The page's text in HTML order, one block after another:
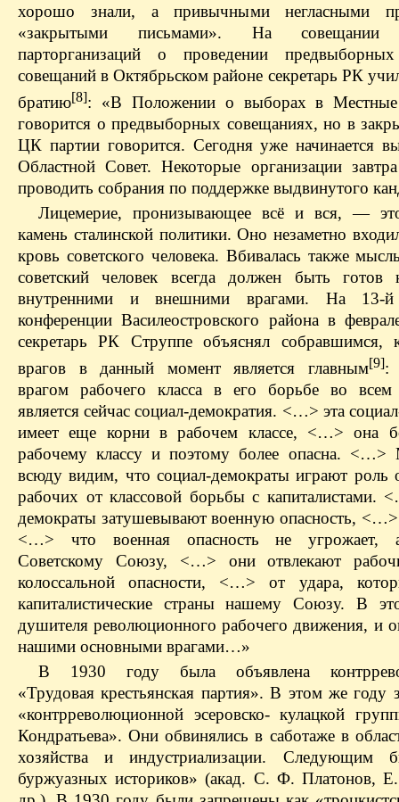
хорошо знали, а привычными негласными
«закрытыми письмами». На совещании
парторганизаций о проведении
совещаний в Oктябрьском районе секретарь РК
братию[8]: «В Положении о выборах в
говорится о предвыборных совещаниях, но в
ЦК партии говорится. Сегодня уже начинается
Областной Совет. Некоторые организации
проводить собрания по поддержке выдвинутого
Лицемерие, пронизывающее всё и вся, —
камень сталинской политики. Оно незаметно
кровь советского человека. Вбивалась также
советский человек всегда должен быть
внутренними и внешними врагами. На 13‑й
конференции Василеостровского района в
секретарь РК Струппе объяснял собравшимся,
врагов в данный момент является главным[9]:
врагом рабочего класса в его борьбе во
является сейчас социал-демократия. <…> эта
имеет еще корни в рабочем классе, <…> она
рабочему классу и поэтому более опасна.
всюду видим, что социал-демократы играют роль
рабочих от классовой борьбы с капиталистами.
демократы затушевывают военную опасность,
<…> что военная опасность не угрожает,
Советскому Союзу, <…> они отвлекают
колоссальной опасности, <…> от удара,
капиталистические страны нашему Союзу. В
душителя революционного рабочего движения, и
нашими основными врагами…»
В 1930 году была объявлена
«Трудовая крестьянская партия». В этом же году
«контрреволюционной эсеровско- кулацкой
Кондратьева». Они обвинялись в саботаже в
хозяйства и индустриализации. Следующим
буржуазных историков» (акад. С. Ф. Платонов,